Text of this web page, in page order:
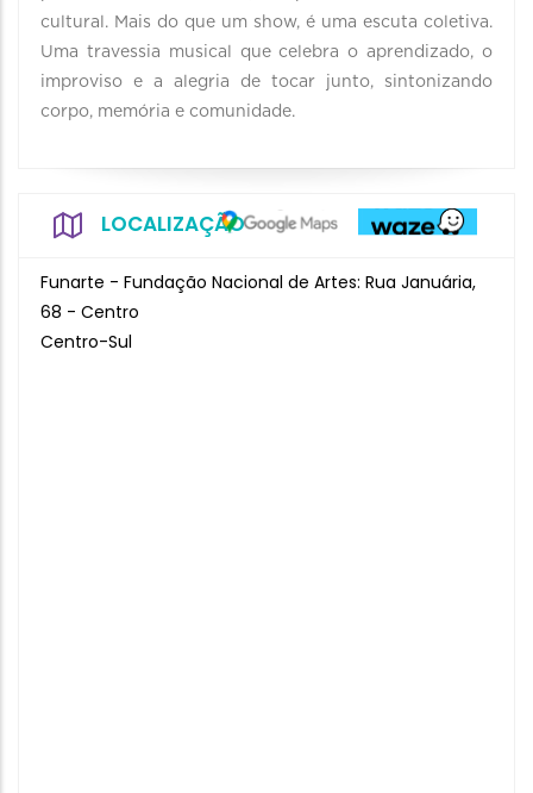
cultural. Mais do que um show, é uma escuta coletiva.
Uma travessia musical que celebra o aprendizado, o
improviso e a alegria de tocar junto, sintonizando
corpo, memória e comunidade.
LOCALIZAÇÃO
Funarte - Fundação Nacional de Artes: Rua Januária,
68 - Centro
Centro-Sul